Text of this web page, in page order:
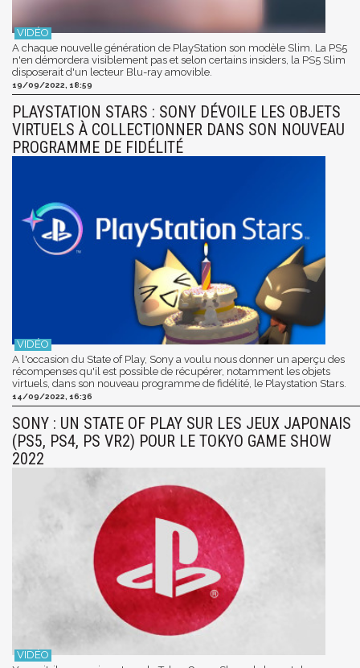
A chaque nouvelle génération de PlayStation son modèle Slim. La PS5
n'en démordera visiblement pas et selon certains insiders, la PS5 Slim
disposerait d'un lecteur Blu-ray amovible.
19/09/2022, 18:59
PLAYSTATION STARS : SONY DÉVOILE LES OBJETS
VIRTUELS À COLLECTIONNER DANS SON NOUVEAU
PROGRAMME DE FIDÉLITÉ
A l'occasion du State of Play, Sony a voulu nous donner un aperçu des
récompenses qu'il est possible de récupérer, notamment les objets
virtuels, dans son nouveau programme de fidélité, le Playstation Stars.
14/09/2022, 16:36
SONY : UN STATE OF PLAY SUR LES JEUX JAPONAIS
(PS5, PS4, PS VR2) POUR LE TOKYO GAME SHOW
2022